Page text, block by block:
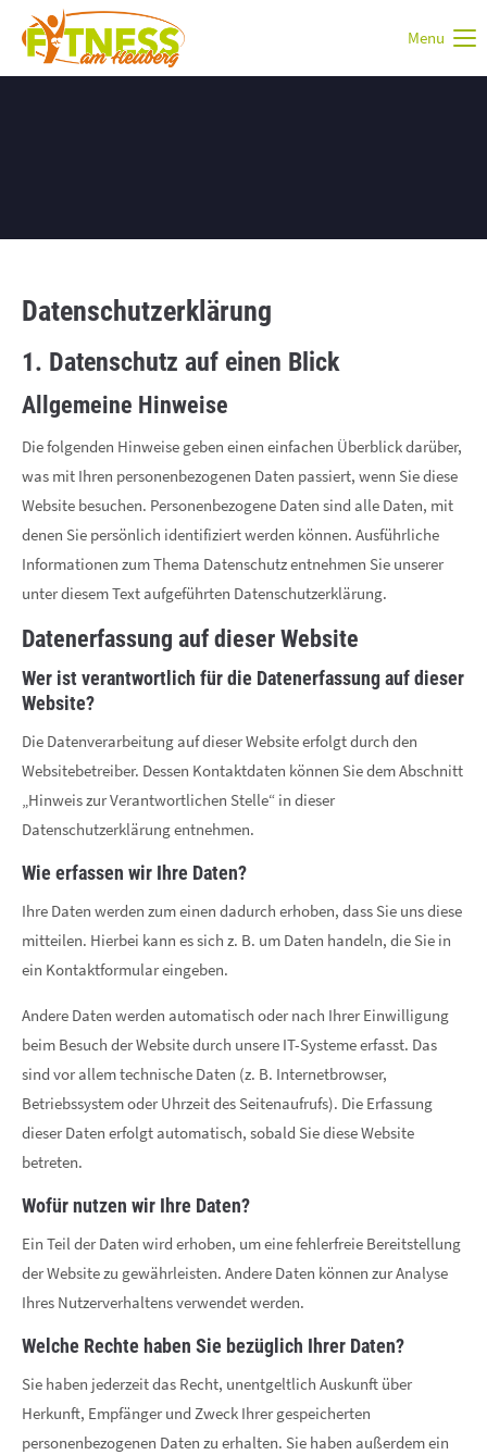
Login
Register|Lost your password?
Support
Lorem ipsum dolor sit amet:
24h/ 365days
We offer support for our customers
Get in touch
376-293 City Road, Suite 600
San Francisco, CA 94102
+44 1234 567 890
info@yourdomain.com
About us
Lorem ipsum dolor sit amet, consectetuer adipiscing elit.
Aenean commodo ligula eget dolor. Aenean massa. Cum
nascetur ridiculus mus. Donec quam felis, ultricies nec.
Menu
Datenschutz­erklärung
1. Datenschutz auf einen Blick
Allgemeine Hinweise
Die folgenden Hinweise geben einen einfachen Überblick darüber,
was mit Ihren personenbezogenen Daten passiert, wenn Sie diese
Website besuchen. Personenbezogene Daten sind alle Daten, mit
denen Sie persönlich identifiziert werden können. Ausführliche
Informationen zum Thema Datenschutz entnehmen Sie unserer
unter diesem Text aufgeführten Datenschutzerklärung.
Datenerfassung auf dieser Website
Wer ist verantwortlich für die Datenerfassung auf dieser
Website?
Die Datenverarbeitung auf dieser Website erfolgt durch den
Websitebetreiber. Dessen Kontaktdaten können Sie dem Abschnitt
„Hinweis zur Verantwortlichen Stelle“ in dieser
Datenschutzerklärung entnehmen.
Wie erfassen wir Ihre Daten?
Ihre Daten werden zum einen dadurch erhoben, dass Sie uns diese
mitteilen. Hierbei kann es sich z. B. um Daten handeln, die Sie in
ein Kontaktformular eingeben.
Andere Daten werden automatisch oder nach Ihrer Einwilligung
beim Besuch der Website durch unsere IT-Systeme erfasst. Das
sind vor allem technische Daten (z. B. Internetbrowser,
Betriebssystem oder Uhrzeit des Seitenaufrufs). Die Erfassung
dieser Daten erfolgt automatisch, sobald Sie diese Website
betreten.
Wofür nutzen wir Ihre Daten?
Ein Teil der Daten wird erhoben, um eine fehlerfreie Bereitstellung
der Website zu gewährleisten. Andere Daten können zur Analyse
Ihres Nutzerverhaltens verwendet werden.
Welche Rechte haben Sie bezüglich Ihrer Daten?
Sie haben jederzeit das Recht, unentgeltlich Auskunft über
Herkunft, Empfänger und Zweck Ihrer gespeicherten
personenbezogenen Daten zu erhalten. Sie haben außerdem ein